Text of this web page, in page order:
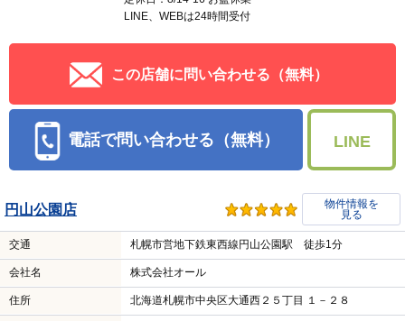
LINE、WEBは24時間受付
この店舗に問い合わせる（無料）
電話で問い合わせる（無料） LINE
円山公園店
物件情報を
見る
交通 札幌市営地下鉄東西線円山公園駅 徒歩1分
会社名 株式会社オール
住所 北海道札幌市中央区大通西２５丁目 １－２８